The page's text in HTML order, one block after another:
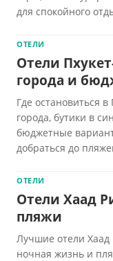
для спокойного
ОТЕЛИ
Отели
города и
Где остановиться
города, бутики в
бюджетные
добраться до
ОТЕЛИ
Отели Хаад
пляжи
Лучшие отели Хаад
ночная жизнь и